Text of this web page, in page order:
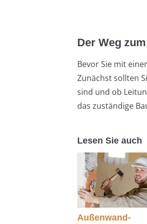
Der Weg
Bevor Sie mit
Zunächst sollten
sind und ob
das zuständige
Lesen Sie auch
Außenwand-